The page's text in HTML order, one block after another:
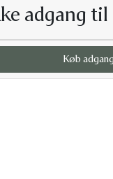
adgang
Køb adgang